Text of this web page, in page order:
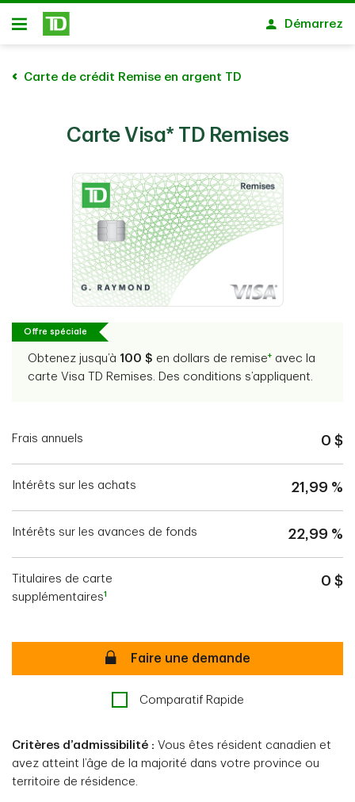
Passer au contenu principal
Ouvert
Démarrez
Carte de crédit Remise en argent TD
Carte Visa* TD Remises
Offre spéciale
Obtenez jusqu’à 100 $ en dollars de remise+ avec la
carte Visa TD Remises. Des conditions s’appliquent.
Frais annuels 0 $
Intérêts sur les achats 21,99 %
Intérêts sur les avances de fonds 22,99 %
Titulaires de carte
supplémentaires1
0 $
SécuriséFaire une demande
Comparatif Rapide
Critères d’admissibilité : Vous êtes résident canadien et
avez atteint l’âge de la majorité dans votre province ou
territoire de résidence.